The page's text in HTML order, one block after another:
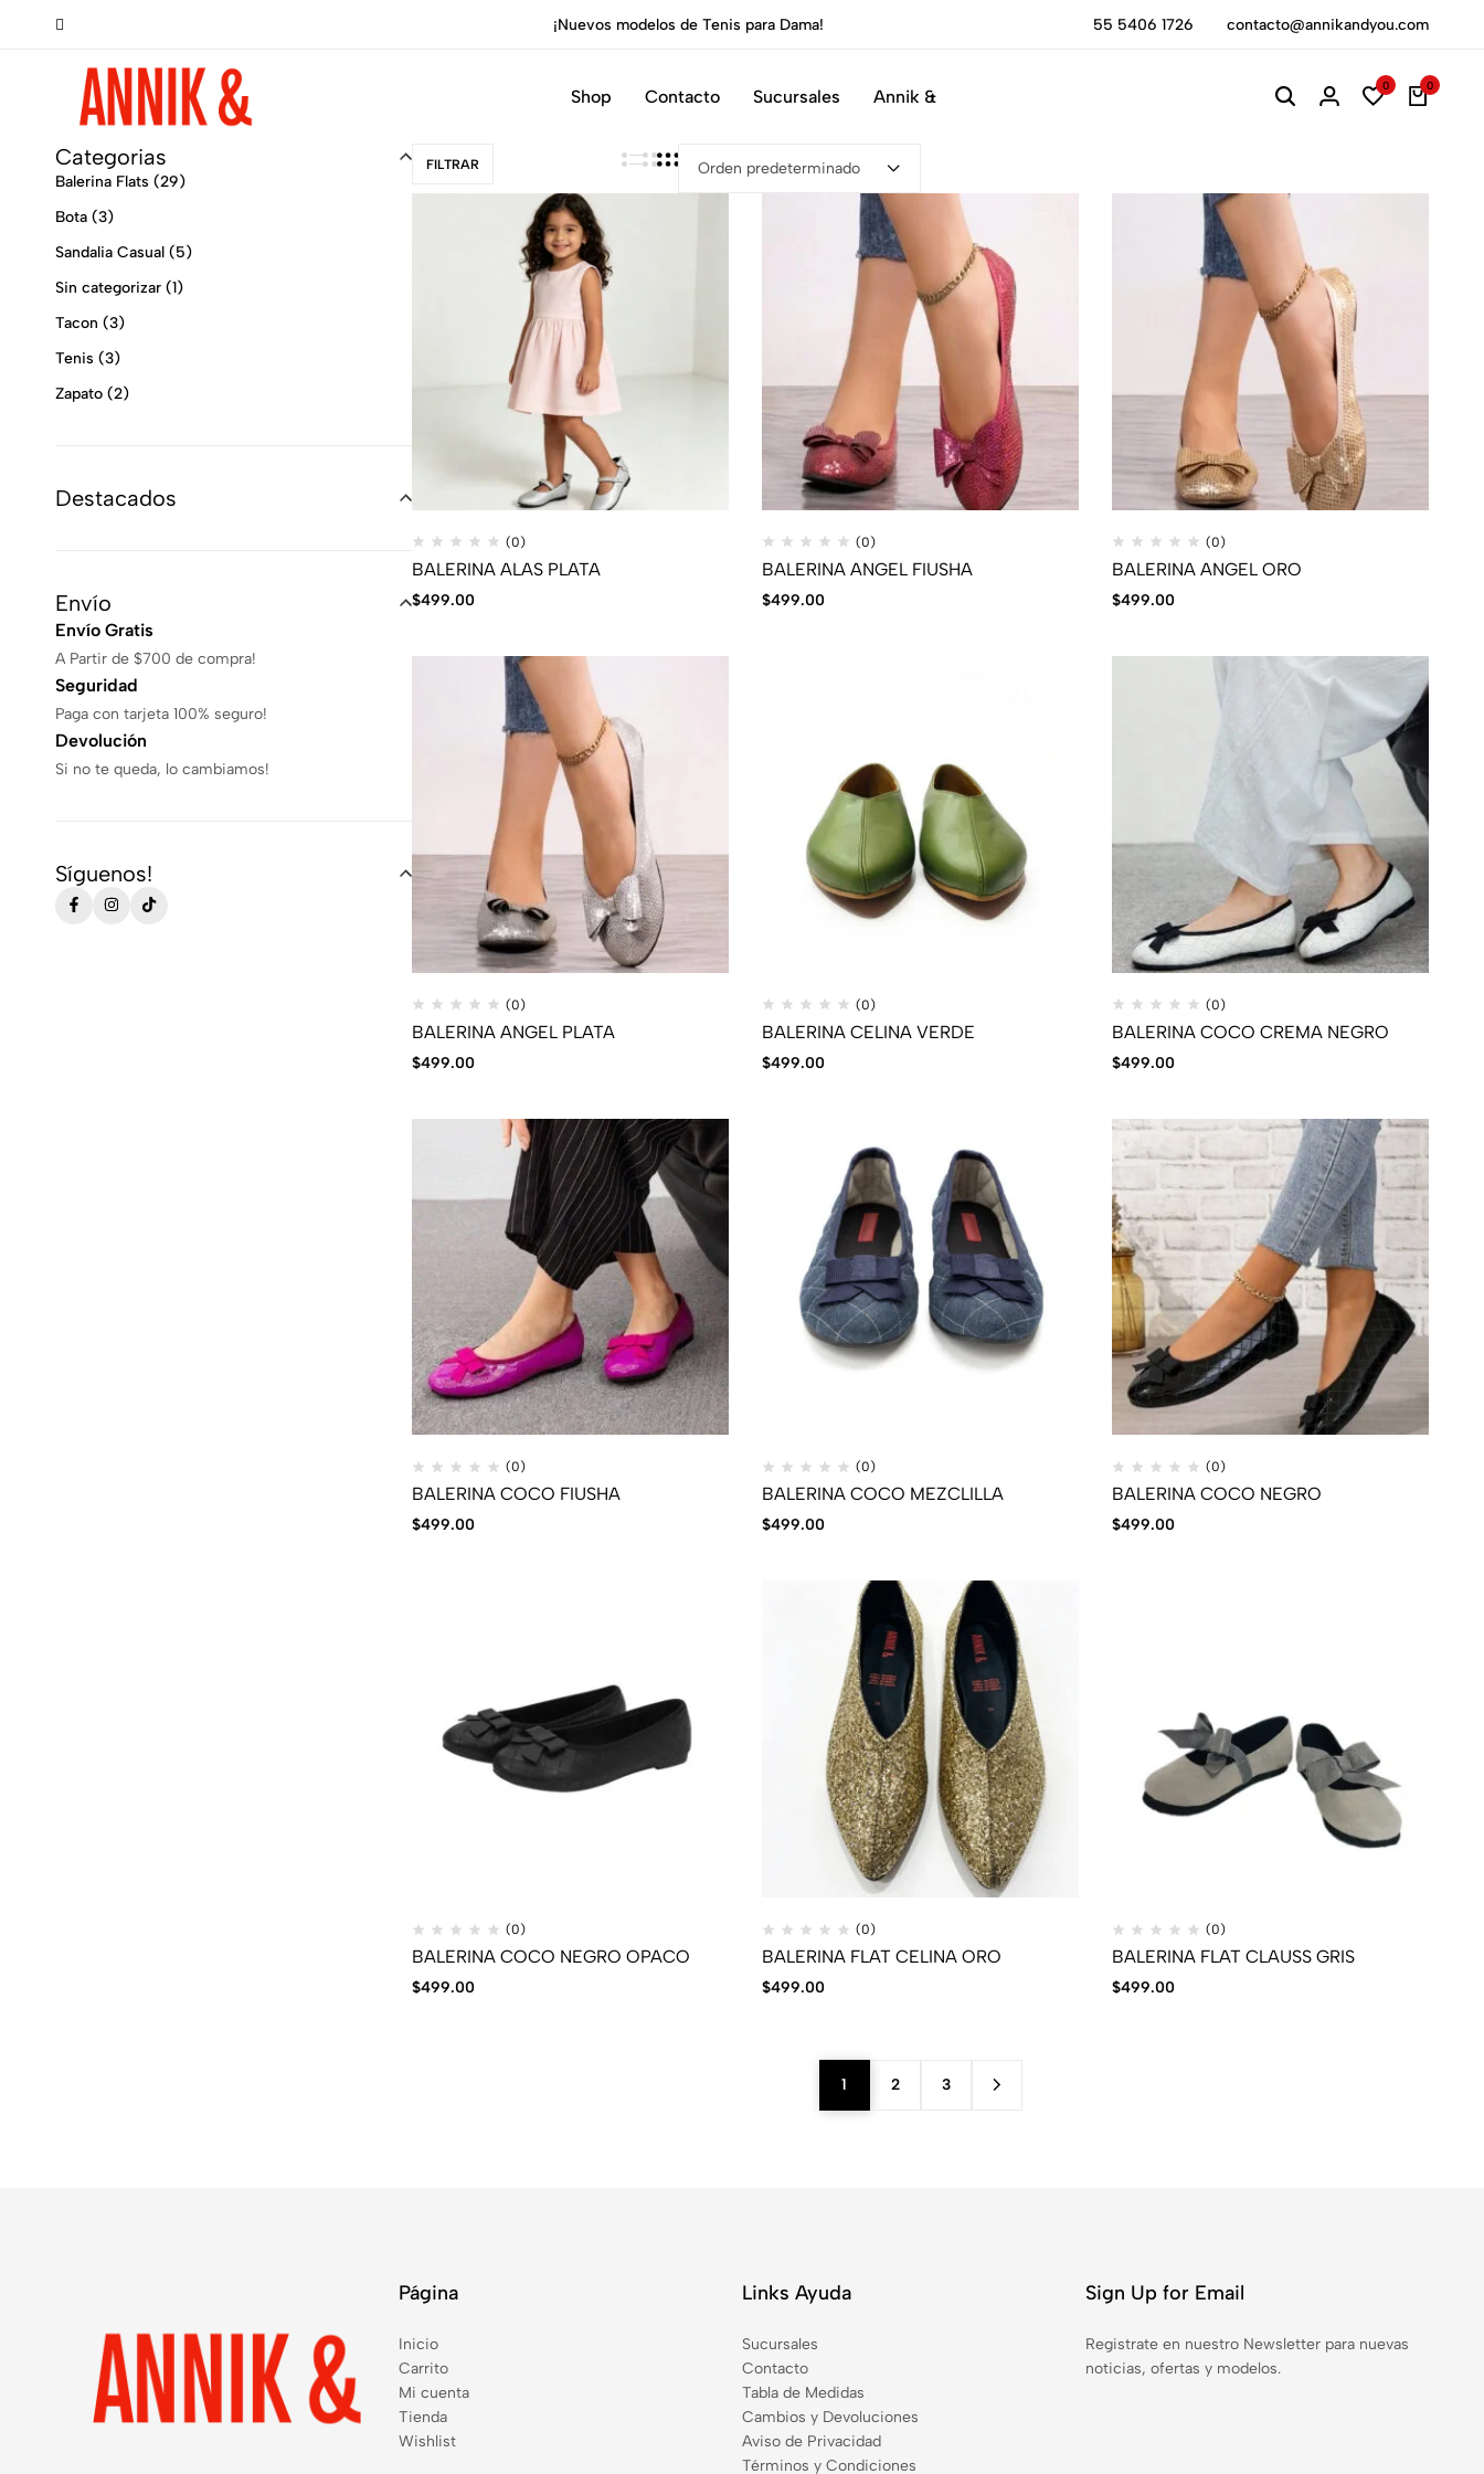
 ¡Nuevos modelos de Tenis para Dama! ¡Aprovecha los
55 5406 1726 contacto@annikandyou.com
Annik
You
Productos
moda,
HECHO
MEXICO
para
la
familia
Shop Contacto Sucursales Annik &
0 0
Categorias
Balerina Flats (29)
Bota (3)
Sandalia Casual (5)
Sin categorizar (1)
Tacon (3)
Tenis (3)
Zapato (2)
Destacados
Envío
Envío Gratis
A Partir de $700 de compra!
Seguridad
Paga con tarjeta 100% seguro!
Devolución
Si no te queda, lo cambiamos!
Síguenos!
FILTRAR Orden predeterminado
(0)
BALERINA ALAS PLATA
$499.00
(0)
BALERINA ANGEL FIUSHA
$499.00
(0)
BALERINA ANGEL ORO
$499.00
(0)
BALERINA ANGEL PLATA
$499.00
(0)
BALERINA CELINA VERDE
$499.00
(0)
BALERINA COCO CREMA NEGRO
$499.00
(0)
BALERINA COCO FIUSHA
$499.00
(0)
BALERINA COCO MEZCLILLA
$499.00
(0)
BALERINA COCO NEGRO
$499.00
(0)
BALERINA COCO NEGRO OPACO
$499.00
(0)
BALERINA FLAT CELINA ORO
$499.00
(0)
BALERINA FLAT CLAUSS GRIS
$499.00
1 2 3
Página
Inicio
Carrito
Mi cuenta
Tienda
Wishlist
Links Ayuda
Sucursales
Contacto
Tabla de Medidas
Cambios y Devoluciones
Aviso de Privacidad
Términos y Condiciones
Sign Up for Email
Registrate en nuestro Newsletter para nuevas
noticias, ofertas y modelos.